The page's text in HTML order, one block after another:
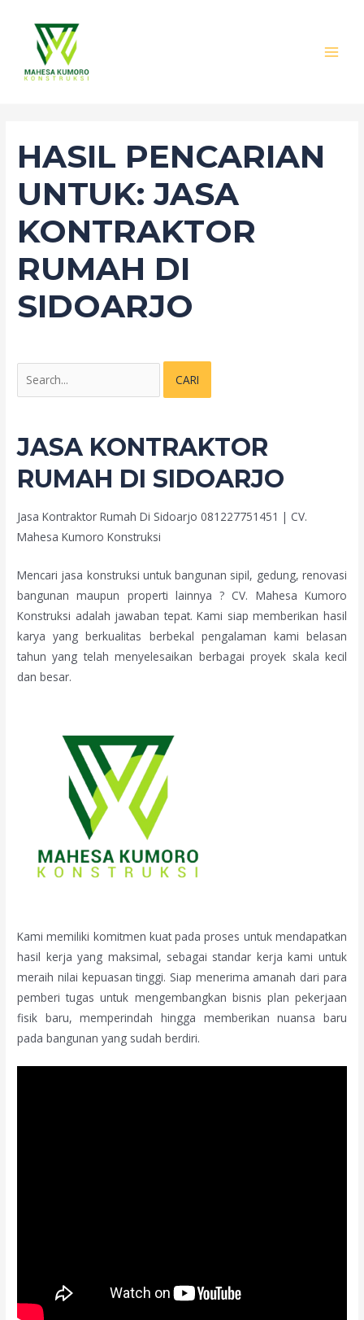
HASIL PENCARIAN
UNTUK:JASA
KONTRAKTOR
RUMAH DI
SIDOARJO
untuk:
JASA KONTRAKTOR
RUMAH DI SIDOARJO
Jasa Kontraktor Rumah Di Sidoarjo 081227751451 | CV.
Mahesa Kumoro Konstruksi
Mencari jasa konstruksi untuk bangunan sipil, gedung, renovasi
bangunan maupun properti lainnya ? CV. Mahesa Kumoro
Konstruksi adalah jawaban tepat. Kami siap memberikan hasil
karya yang berkualitas berbekal pengalaman kami belasan
tahun yang telah menyelesaikan berbagai proyek skala kecil
dan besar.
Kami memiliki komitmen kuat pada proses untuk mendapatkan
hasil kerja yang maksimal, sebagai standar kerja kami untuk
meraih nilai kepuasan tinggi. Siap menerima amanah dari para
pemberi tugas untuk mengembangkan bisnis plan pekerjaan
fisik baru, memperindah hingga memberikan nuansa baru
pada bangunan yang sudah berdiri.